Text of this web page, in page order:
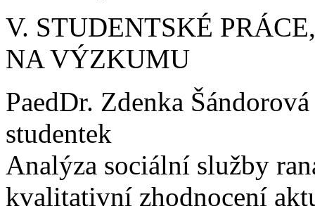
V. STUDENTSKÉ
NA VÝZKUMU
PaedDr. Zdenka
studentek
Analýza sociální služby
kvalitativní zhodnocení